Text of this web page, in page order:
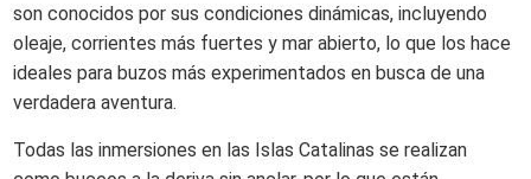
son conocidos por sus condiciones dinámicas, incluyendo
oleaje, corrientes más fuertes y mar abierto, lo que los hace
ideales para buzos más experimentados en busca de una
verdadera aventura.
Todas las inmersiones en las Islas Catalinas se realizan